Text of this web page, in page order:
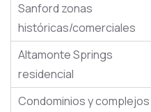
Sanford zonas
históricas/comerciales
Altamonte Springs
residencial
Condominios y complejos